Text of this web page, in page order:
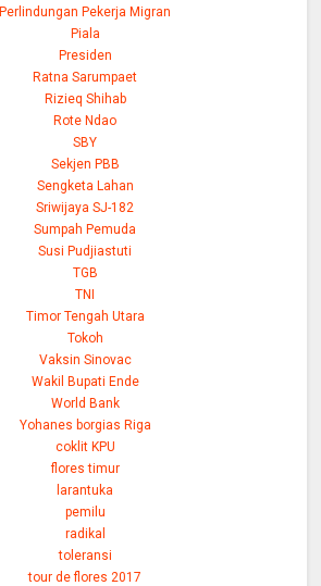
Perlindungan Pekerja Migran
Piala
Presiden
Ratna Sarumpaet
Rizieq Shihab
Rote Ndao
SBY
Sekjen PBB
Sengketa Lahan
Sriwijaya SJ-182
Sumpah Pemuda
Susi Pudjiastuti
TGB
TNI
Timor Tengah Utara
Tokoh
Vaksin Sinovac
Wakil Bupati Ende
World Bank
Yohanes borgias Riga
coklit KPU
flores timur
larantuka
pemilu
radikal
toleransi
tour de flores 2017